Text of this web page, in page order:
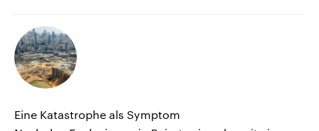
Eine Katastrophe als Symptom